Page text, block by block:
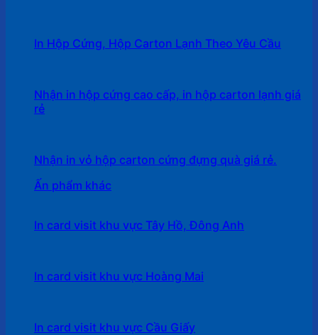
In Hộp Cứng, Hộp Carton Lạnh Theo Yêu Cầu
Nhận in hộp cứng cao cấp, in hộp carton lạnh giá
rẻ
Nhận in vỏ hộp carton cứng đựng quà giá rẻ.
Ấn phẩm khác
In card visit khu vực Tây Hồ, Đông Anh
In card visit khu vực Hoàng Mai
In card visit khu vực Cầu Giấy